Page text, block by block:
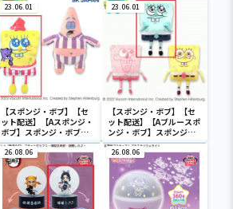
23.06.01
【スポンジ・ボブ】【セ
ット配送】【Aスポンジ・
ボブ】スポンジ・ボブパ
ジャマGBぬいぐるみ2
23.06.01
【スポンジ・ボブ】【セ
ット配送】【Aブルースポ
ンジ・ボブ】スポンジ・
ボブレインボーGBぬいぐ
るみ
26.08.06 26.08.06